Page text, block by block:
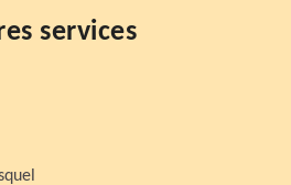
services